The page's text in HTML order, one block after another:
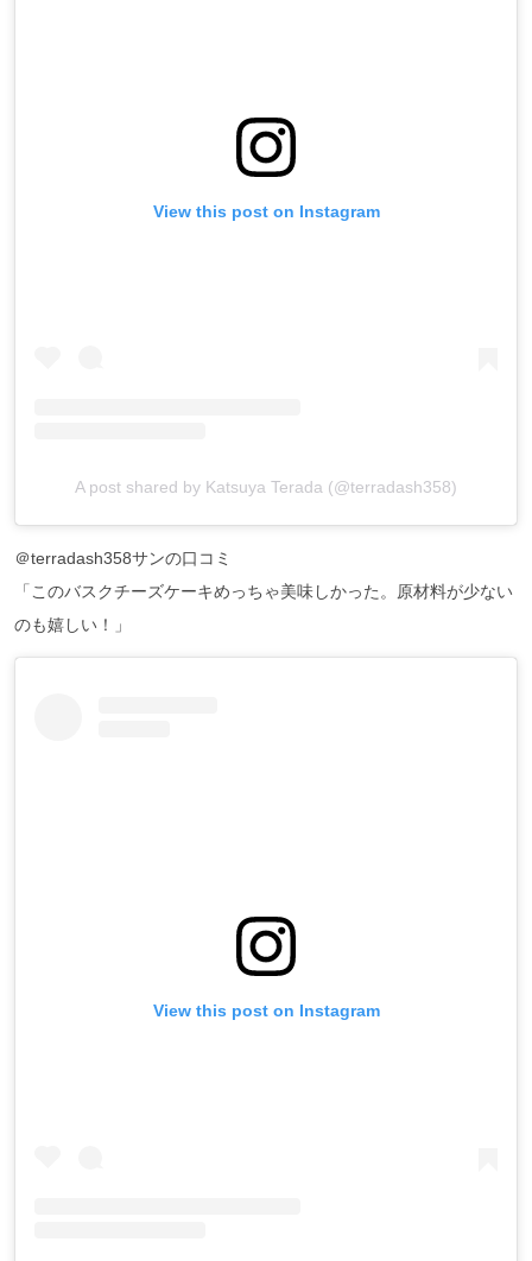
View this post on Instagram
A post shared by Katsuya Terada (@terradash358)
＠terradash358サンの口コミ
「このバスクチーズケーキめっちゃ美味しかった。原材料が少ない
のも嬉しい！」
View this post on Instagram